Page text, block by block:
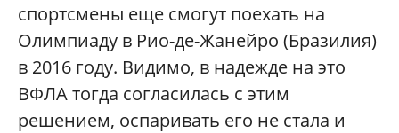
спортсмены еще cмогут поехать на
Олимпиаду в Рио-де-Жанейро (Бразилия)
в 2016 году. Видимо, в надежде на это
ВФЛА тогда согласилась с этим
решением, оспаривать его не стала и